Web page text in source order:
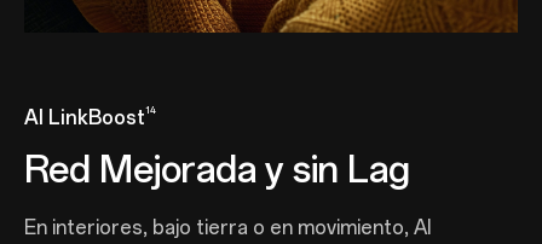
AI LinkBoost 14
Red Mejorada y sin Lag
En interiores, bajo tierra o en movimiento, AI